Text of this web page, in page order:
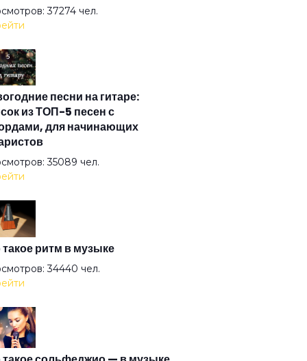
ясный 37274 чел.
песни на гитаре:
из ТОП-5 песен с
для начинающих
35089 чел.
такое ритм в музыке
34440 чел.